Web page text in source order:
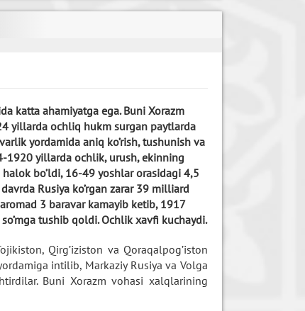
katta ahamiyatga ega. Buni Xorazm
yillarda ochliq hukm surgan paytlarda
yordamida aniq ko’rish, tushunish va
1920 yillarda ochlik, urush, ekinning
bo’ldi, 16-49 yoshlar orasidagi 4,5
Rusiya ko’rgan zarar 39 milliard
3 baravar kamayib ketib, 1917
tushib qoldi. Ochlik xavfi kuchaydi.
Qirg’iziston va Qoraqalpog’iston
intilib, Markaziy Rusiya va Volga
Buni Xorazm vohasi xalqlarining